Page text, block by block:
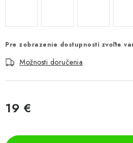
Pre zobrazenie dostupnosti zvoľte
Možnosti doručenia
19 €